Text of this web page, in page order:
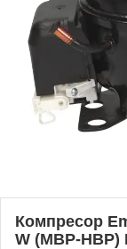
Компресор
W (MBP-HBP)